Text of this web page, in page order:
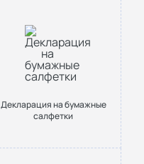
Декларация на бумажные
салфетки